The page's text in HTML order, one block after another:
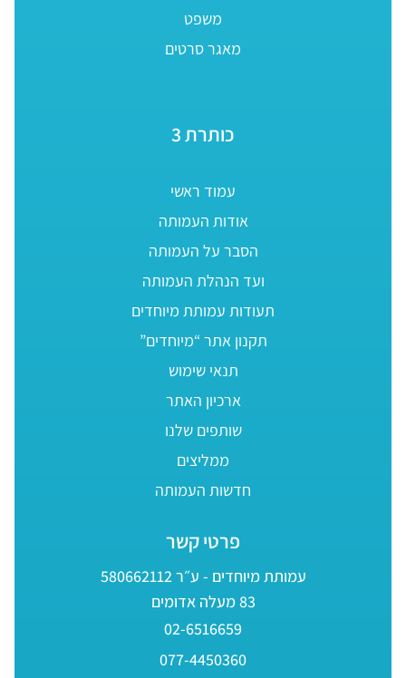
משפט
מאגר סרטים
כותרת 3
עמוד ראשי
אודות העמותה
הסבר על העמותה
ועד הנהלת העמותה
תעודות עמותת מיוחדים
תקנון אתר “מיוחדים”
תנאי שימוש
ארכיון האתר
שותפים שלנו
ממליצים
חדשות העמותה
פרטי קשר
עמותת מיוחדים - ע״ר 580662112
83 מעלה אדומים
02-6516659
077-4450360